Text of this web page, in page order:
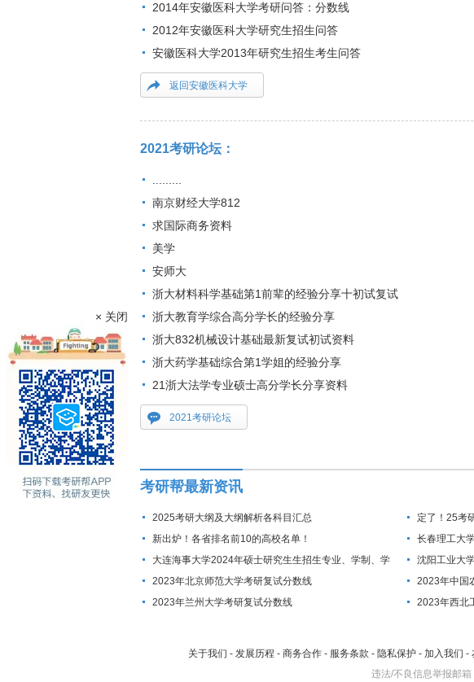
2014年安徽医科大学考研问答：分数线
2012年安徽医科大学研究生招生问答
安徽医科大学2013年研究生招生考生问答
返回安徽医科大学
2021考研论坛：
.........
南京财经大学812
求国际商务资料
美学
安师大
浙大材料科学基础第1前辈的经验分享十初试复试
浙大教育学综合高分学长的经验分享
浙大832机械设计基础最新复试初试资料
浙大药学基础综合第1学姐的经验分享
21浙大法学专业硕士高分学长分享资料
2021考研论坛
考研帮最新资讯
2025考研大纲及大纲解析各科目汇总
定了！25考
新出炉！各省排名前10的高校名单！
长春理工大
大连海事大学2024年硕士研究生生招生专业、学制、学
费标准及拟招生人数
沈阳工业大
2023年北京师范大学考研复试分数线
2023年中国
2023年兰州大学考研复试分数线
2023年西北
关于我们 - 发展历程 - 商务合作 - 服务条款 - 隐私保护 - 加入我们 -
违法/不良信息举报邮
× 关闭